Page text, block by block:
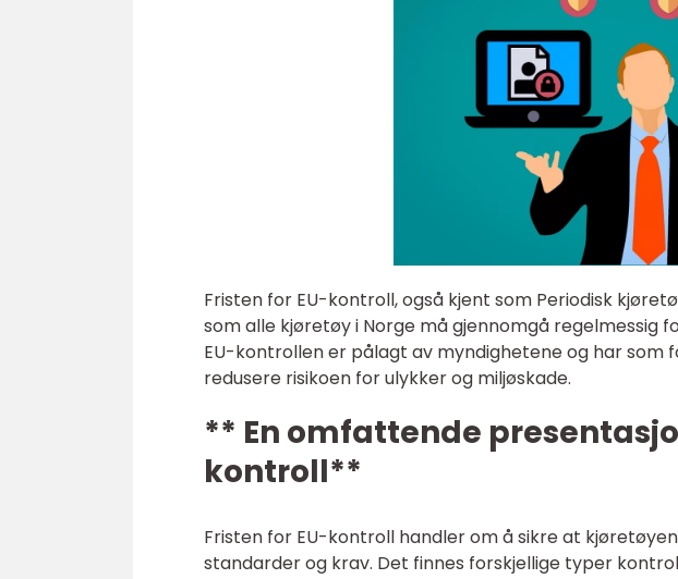
Fristen for EU-kontroll, også kjent som Periodisk
som alle kjøretøy i Norge må gjennomgå regelmessig
EU-kontrollen er pålagt av myndighetene og har som
redusere risikoen for ulykker og miljøskade.
** En omfattende
kontroll**
Fristen for EU-kontroll handler om å sikre at
standarder og krav. Det finnes forskjellige typer